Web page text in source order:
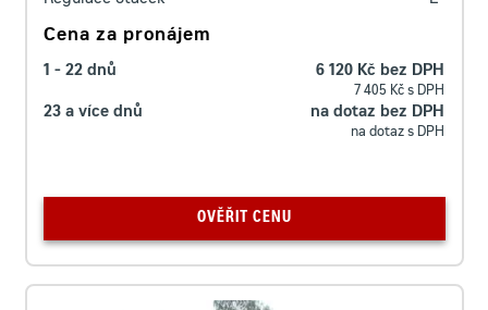
Cena za pronájem
1 - 22 dnů 6 120 Kč bez DPH
7 405 Kč s DPH
23 a více dnů na dotaz bez DPH
na dotaz s DPH
OVĚŘIT CENU